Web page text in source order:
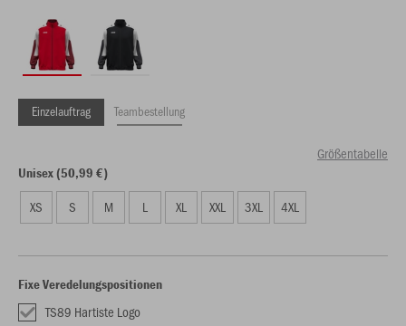
Einzelauftrag Teambestellung
Größentabelle
Unisex (50,99 €)
XS S M L XL XXL 3XL 4XL
Fixe Veredelungspositionen
TS89 Hartiste Logo